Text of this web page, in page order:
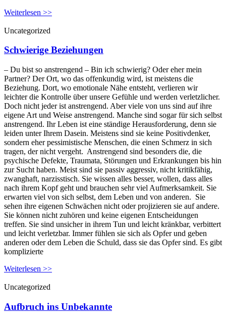
Weiterlesen >>
Uncategorized
Schwierige Beziehungen
– Du bist so anstrengend – Bin ich schwierig? Oder eher mein
Partner? Der Ort, wo das offenkundig wird, ist meistens die
Beziehung. Dort, wo emotionale Nähe entsteht, verlieren wir
leichter die Kontrolle über unsere Gefühle und werden verletzlicher.
Doch nicht jeder ist anstrengend. Aber viele von uns sind auf ihre
eigene Art und Weise anstrengend. Manche sind sogar für sich selbst
anstrengend. Ihr Leben ist eine ständige Herausforderung, denn sie
leiden unter Ihrem Dasein. Meistens sind sie keine Positivdenker,
sondern eher pessimistische Menschen, die einen Schmerz in sich
tragen, der nicht vergeht. Anstrengend sind besonders die, die
psychische Defekte, Traumata, Störungen und Erkrankungen bis hin
zur Sucht haben. Meist sind sie passiv aggressiv, nicht kritikfähig,
zwanghaft, narzisstisch. Sie wissen alles besser, wollen, dass alles
nach ihrem Kopf geht und brauchen sehr viel Aufmerksamkeit. Sie
erwarten viel von sich selbst, dem Leben und von anderen. Sie
sehen ihre eigenen Schwächen nicht oder projizieren sie auf andere.
Sie können nicht zuhören und keine eigenen Entscheidungen
treffen. Sie sind unsicher in ihrem Tun und leicht kränkbar, verbittert
und leicht verletzbar. Immer fühlen sie sich als Opfer und geben
anderen oder dem Leben die Schuld, dass sie das Opfer sind. Es gibt
komplizierte
Weiterlesen >>
Uncategorized
Aufbruch ins Unbekannte